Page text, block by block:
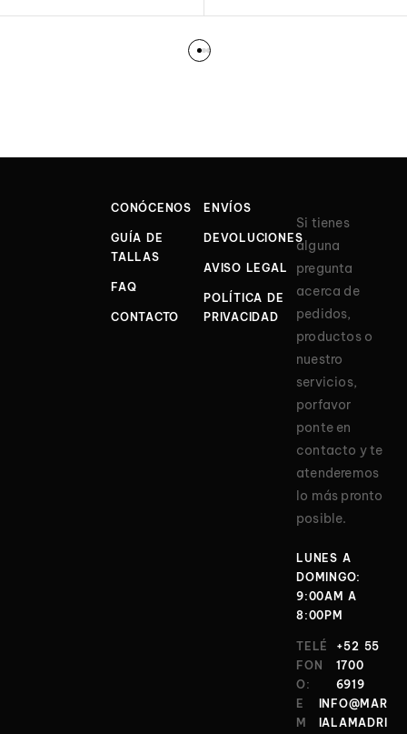
CONÓCENOS
GUÍA DE
TALLAS
FAQ
CONTACTO
ENVÍOS
DEVOLUCIONES
AVISO LEGAL
POLÍTICA DE
PRIVACIDAD
Si tienes
alguna
pregunta
acerca de
pedidos,
productos o
nuestro
servicios,
porfavor
ponte en
contacto y te
atenderemos
lo más pronto
posible.
LUNES A
DOMINGO:
9:00AM A
8:00PM
TELÉ
FON
O:
+52 55
1700
6919
E
M
INFO@MAR
IALAMADRI